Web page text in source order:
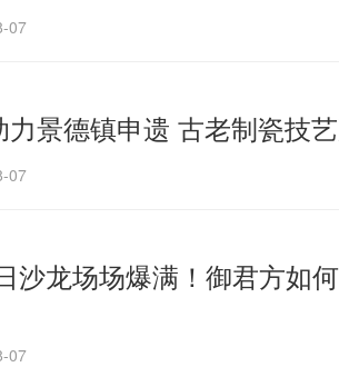
07
力景德镇申遗 古老制瓷技
07
沙龙场场爆满！御君方如
07